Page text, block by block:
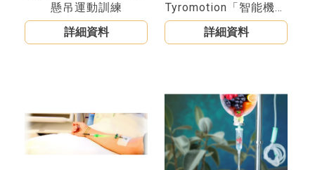
懸吊運動訓練
詳細資料
Tyromotion「智能機器
人復健」科技技術
詳細資料